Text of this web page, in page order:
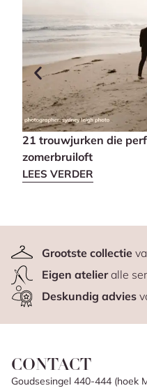
21 trouwjurken die
zomerbruiloft
LEES VERDER
Grootste collectie
Eigen atelieralle
Deskundig advies
CONTACT
Goudsesingel 440-444 (hoek